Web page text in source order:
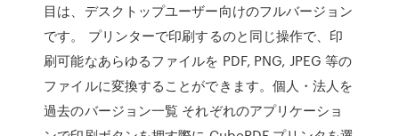
目は、デスクトップユーザー向けのフルバージョン
です。 プリンターで印刷するのと同じ操作で、印
刷可能なあらゆるファイルを PDF, PNG, JPEG 等の
ファイルに変換することができます。個人・法人を
過去のバージョン一覧 それぞれのアプリケーショ